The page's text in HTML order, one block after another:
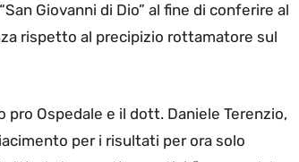
Giovanni di Dio” al fine di conferire al
rispetto al precipizio rottamatore sul
Ospedale e il dott. Daniele Terenzio,
per i risultati per ora solo